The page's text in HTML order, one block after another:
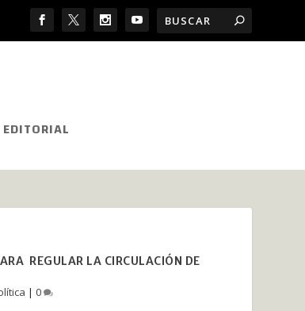
EDITORIAL
REGULAR LA CIRCULACIÓN DE
|0